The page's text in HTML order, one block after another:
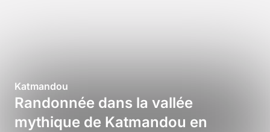
Katmandou
Randonnée dans la vallée
mythique de Katmandou en